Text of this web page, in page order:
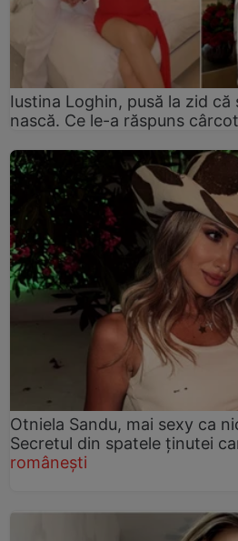
Iustina Loghin, pusă la zid
nască. Ce le-a răspuns
Otniela Sandu, mai sexy ca
Secretul din spatele ținutei
românești